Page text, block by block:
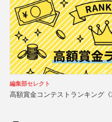
編集部セレクト
高額賞金コンテストランキング《